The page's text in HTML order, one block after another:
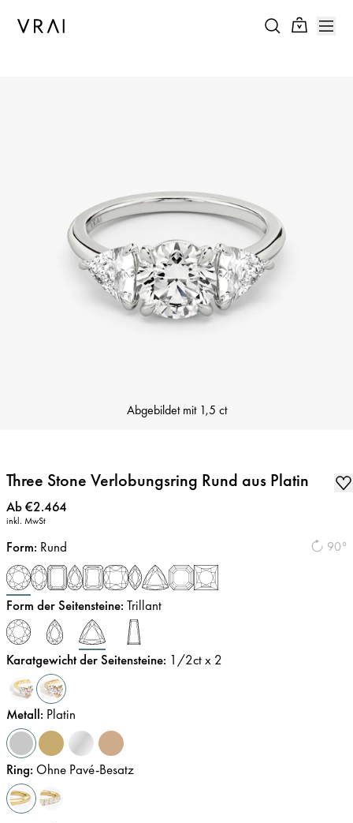
Abgebildet mit 1,5 ct
Three Stone Verlobungsring Rund aus Platin
Preis:
Ab €2.464
inkl. MwSt
90°
Form: Rund
Form der Seitensteine: Trillant
Karatgewicht der Seitensteine: 1/2ct x 2
Metall: Platin
Ring: Ohne Pavé-Besatz